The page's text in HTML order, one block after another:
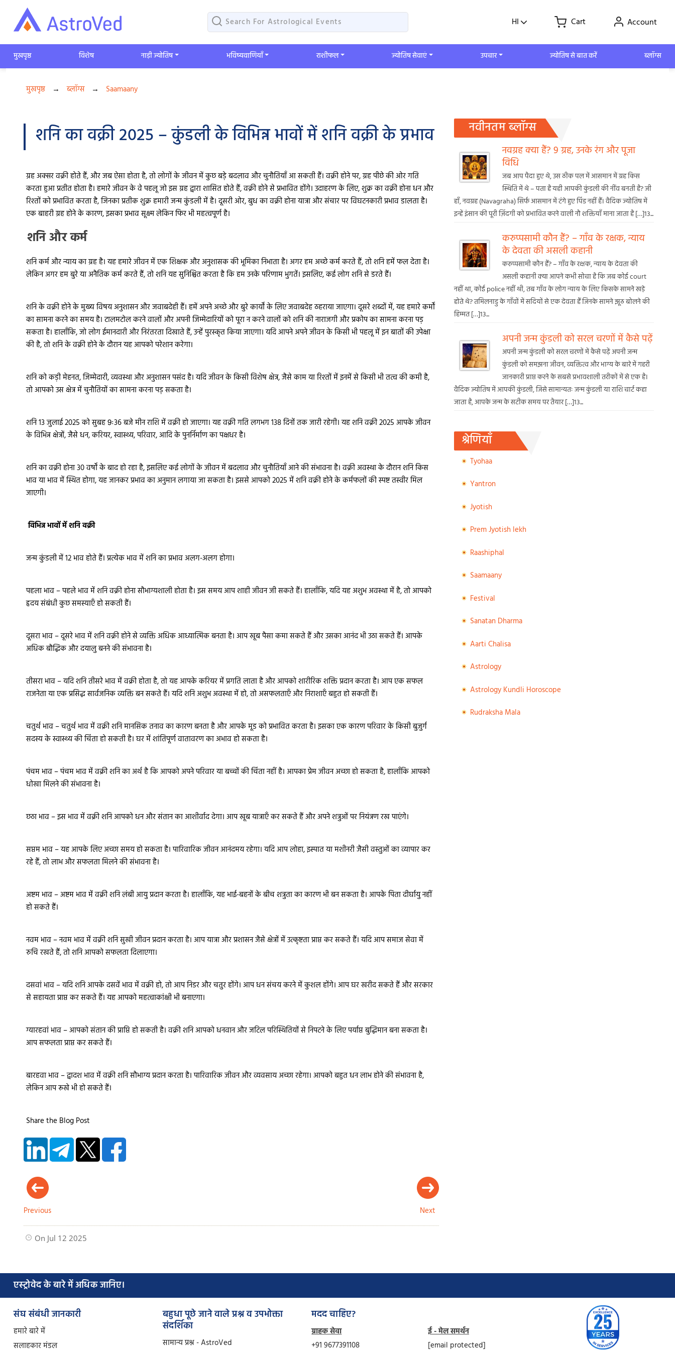
HI Cart Account
मुखपृष्ठ विशेष ​नाड़ी ज्योतिष भविष्यवाणियाँ ​राशीफल ज्योतिष सेवाएं उपचार ज्योतिष से बात करें ब्लॉग्स
मुखपृष्ठ → ब्लॉग्स → Saamaany
शनि का वक्री 2025 – कुंडली के विभिन्न भावों में शनि वक्री के प्रभाव
ग्रह अक्सर वक्री होते हैं, और जब ऐसा होता है, तो लोगों के जीवन में कुछ बड़े बदलाव और चुनौतियाँ आ सकती हैं। वक्री होने पर, ग्रह पीछे की ओर गति
करता हुआ प्रतीत होता है। हमारे जीवन के वे पहलू जो इस ग्रह द्वारा शासित होते हैं, वक्री होने से प्रभावित होंगे। उदाहरण के लिए, शुक्र का वक्री होना धन और
रिश्तों को प्रभावित करता है, जिनका प्रतीक शुक्र हमारी जन्म कुंडली में है। दूसरी ओर, बुध का वक्री होना यात्रा और संचार पर विघटनकारी प्रभाव डालता है।
एक बाहरी ग्रह होने के कारण, इसका प्रभाव सूक्ष्म लेकिन फिर भी महत्वपूर्ण है।
शनि और कर्म
शनि कर्म और न्याय का ग्रह है। यह हमारे जीवन में एक शिक्षक और अनुशासक की भूमिका निभाता है। अगर हम अच्छे कर्म करते हैं, तो शनि हमें फल देता है।
लेकिन अगर हम बुरे या अनैतिक कर्म करते हैं, तो शनि यह सुनिश्चित करता है कि हम उनके परिणाम भुगतें। इसलिए, कई लोग शनि से डरते हैं।
शनि के वक्री होने के मुख्य विषय अनुशासन और जवाबदेही हैं। हमें अपने अच्छे और बुरे कार्यों के लिए जवाबदेह ठहराया जाएगा। दूसरे शब्दों में, यह हमारे कर्मों
का सामना करने का समय है। टालमटोल करने वालों और अपनी जिम्मेदारियों को पूरा न करने वालों को शनि की नाराजगी और प्रकोप का सामना करना पड़
सकता है। हालाँकि, जो लोग ईमानदारी और निरंतरता दिखाते हैं, उन्हें पुरस्कृत किया जाएगा। यदि आपने अपने जीवन के किसी भी पहलू में इन बातों की उपेक्षा
की है, तो शनि के वक्री होने के दौरान यह आपको परेशान करेगा।
शनि को कड़ी मेहनत, जिम्मेदारी, व्यवस्था और अनुशासन पसंद है। यदि जीवन के किसी विशेष क्षेत्र, जैसे काम या रिश्तों में इनमें से किसी भी तत्व की कमी है,
तो आपको उस क्षेत्र में चुनौतियों का सामना करना पड़ सकता है।
शनि 13 जुलाई 2025 को सुबह 9ः36 बजे मीन राशि में वक्री हो जाएगा। यह वक्री गति लगभग 138 दिनों तक जारी रहेगी। यह शनि वक्री 2025 आपके जीवन
के विभिन्न क्षेत्रों, जैसे धन, करियर, स्वास्थ्य, परिवार, आदि के पुनर्निर्माण का पक्षधर है।
शनि का वक्री होना 30 वर्षों के बाद हो रहा है, इसलिए कई लोगों के जीवन में बदलाव और चुनौतियाँ आने की संभावना है। वक्री अवस्था के दौरान शनि किस
भाव या भाव में स्थित होगा, यह जानकर प्रभाव का अनुमान लगाया जा सकता है। इससे आपको 2025 में शनि वक्री होने के कर्मफलों की स्पष्ट तस्वीर मिल
जाएगी।
विभिन्न भावों में शनि वक्री
जन्म कुंडली में 12 भाव होते हैं। प्रत्येक भाव में शनि का प्रभाव अलग-अलग होगा।
पहला भाव – पहले भाव में शनि वक्री होना सौभाग्यशाली होता है। इस समय आप शाही जीवन जी सकते हैं। हालाँकि, यदि यह अशुभ अवस्था में है, तो आपको
हृदय संबंधी कुछ समस्याएँ हो सकती हैं।
दूसरा भाव – दूसरे भाव में शनि वक्री होने से व्यक्ति अधिक आध्यात्मिक बनता है। आप खूब पैसा कमा सकते हैं और उसका आनंद भी उठा सकते हैं। आपके
अधिक बौद्धिक और दयालु बनने की संभावना है।
तीसरा भाव – यदि शनि तीसरे भाव में वक्री होता है, तो यह आपके करियर में प्रगति लाता है और आपको शारीरिक शक्ति प्रदान करता है। आप एक सफल
राजनेता या एक प्रसिद्ध सार्वजनिक व्यक्ति बन सकते हैं। यदि शनि अशुभ अवस्था में हो, तो असफलताएँ और निराशाएँ बहुत हो सकती हैं।
चतुर्थ भाव – चतुर्थ भाव में वक्री शनि मानसिक तनाव का कारण बनता है और आपके मूड को प्रभावित करता है। इसका एक कारण परिवार के किसी बुजुर्ग
सदस्य के स्वास्थ्य की चिंता हो सकती है। घर में शांतिपूर्ण वातावरण का अभाव हो सकता है।
पंचम भाव – पंचम भाव में वक्री शनि का अर्थ है कि आपको अपने परिवार या बच्चों की चिंता नहीं है। आपका प्रेम जीवन अच्छा हो सकता है, हालाँकि आपको
धोखा मिलने की संभावना है।
छठा भाव – इस भाव में वक्री शनि आपको धन और संतान का आशीर्वाद देगा। आप खूब यात्राएँ कर सकते हैं और अपने शत्रुओं पर नियंत्रण रख पाएंगे।
सप्तम भाव – यह आपके लिए अच्छा समय हो सकता है। पारिवारिक जीवन आनंदमय रहेगा। यदि आप लोहा, इस्पात या मशीनरी जैसी वस्तुओं का व्यापार कर
रहे हैं, तो लाभ और सफलता मिलने की संभावना है।
अष्टम भाव – अष्टम भाव में वक्री शनि लंबी आयु प्रदान करता है। हालाँकि, यह भाई-बहनों के बीच शत्रुता का कारण भी बन सकता है। आपके पिता दीर्घायु नहीं
हो सकते हैं।
नवम भाव – नवम भाव में वक्री शनि सुखी जीवन प्रदान करता है। आप यात्रा और प्रशासन जैसे क्षेत्रों में उत्कृष्टता प्राप्त कर सकते हैं। यदि आप समाज सेवा में
रुचि रखते हैं, तो शनि आपको सफलता दिलाएगा।
दसवां भाव – यदि शनि आपके दसवें भाव में वक्री हो, तो आप निडर और चतुर होंगे। आप धन संचय करने में कुशल होंगे। आप घर खरीद सकते हैं और सरकार
से सहायता प्राप्त कर सकते हैं। यह आपको महत्वाकांक्षी भी बनाएगा।
ग्यारहवां भाव – आपको संतान की प्राप्ति हो सकती है। वक्री शनि आपको धनवान और जटिल परिस्थितियों से निपटने के लिए पर्याप्त बुद्धिमान बना सकता है।
आप सफलता प्राप्त कर सकते हैं।
बारहवा भाव – द्वादश भाव में वक्री शनि सौभाग्य प्रदान करता है। पारिवारिक जीवन और व्यवसाय अच्छा रहेगा। आपको बहुत धन लाभ होने की संभावना है,
लेकिन आप रूखे भी हो सकते हैं।
Share the Blog Post
Previous Next
On Jul 12 2025
नवीनतम ब्लॉग्स
नवग्रह क्या हैं? 9 ग्रह, उनके रंग और पूजा
विधि
जब आप पैदा हुए थे, उस ठीक पल में आसमान में ग्रह किस
स्थिति में थे – पता है यही आपकी कुंडली की नींव बनती है? जी
हाँ, नवग्रह (Navagraha) सिर्फ आसमान में टंगे हुए पिंड नहीं हैं। वैदिक ज्योतिष में
इन्हें इंसान की पूरी ज़िंदगी को प्रभावित करने वाली नौ शक्तियाँ माना जाता है […]13...
करुप्पसामी कौन हैं? – गाँव के रक्षक, न्याय
के देवता की असली कहानी
करुप्पसामी कौन हैं? – गाँव के रक्षक, न्याय के देवता की
असली कहानी क्या आपने कभी सोचा है कि जब कोई court
नहीं था, कोई police नहीं थी, तब गाँव के लोग न्याय के लिए किसके सामने खड़े
होते थे? तमिलनाडु के गाँवों में सदियों से एक देवता हैं जिनके सामने झूठ बोलने की
हिम्मत […]13...
अपनी जन्म कुंडली को सरल चरणों में कैसे पढ़ें
अपनी जन्म कुंडली को सरल चरणों में कैसे पढ़ें अपनी जन्म
कुंडली को समझना जीवन, व्यक्तित्व और भाग्य के बारे में गहरी
जानकारी प्राप्त करने के सबसे प्रभावशाली तरीकों में से एक है।
वैदिक ज्योतिष में आपकी कुंडली, जिसे सामान्यतः जन्म कुंडली या राशि चार्ट कहा
जाता है, आपके जन्म के सटीक समय पर तैयार […]13...
श्रेणियाँ
Tyohaa
Yantron
Jyotish
Prem Jyotish lekh
Raashiphal
Saamaany
Festival
Sanatan Dharma
Aarti Chalisa
Astrology
Astrology Kundli Horoscope
Rudraksha Mala
एस्ट्रोवेद के बारे में अधिक जानिए।
संघ संबंधी जानकारी
हमारे बारे में
सलाहकार मंडल
बहुधा पूछे जाने वाले प्रश्न व उपभोक्ता
संदर्शिका
सामान्य प्रश्न - AstroVed
मदद चाहिए?
ग्राहक सेवा
+91 9677391108
ई - मेल समर्थन
[email protected]